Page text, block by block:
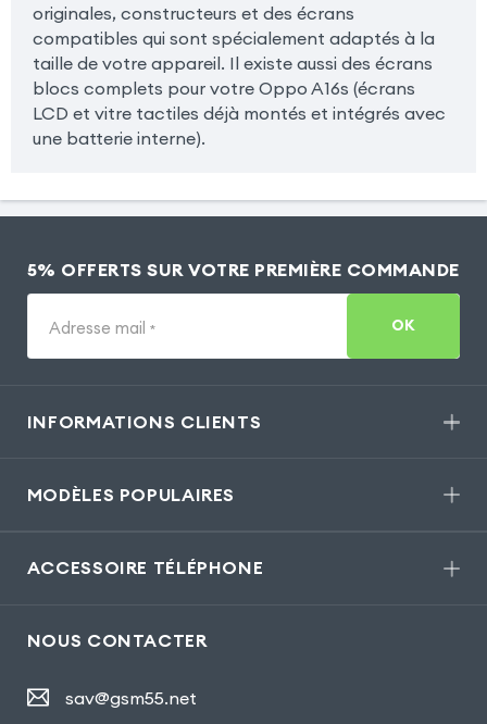
originales, constructeurs et des écrans
compatibles qui sont spécialement adaptés à la
taille de votre appareil. Il existe aussi des écrans
blocs complets pour votre Oppo A16s (écrans
LCD et vitre tactiles déjà montés et intégrés avec
une batterie interne).
5% OFFERTS SUR VOTRE PREMIÈRE COMMANDE
Adresse mail * OK
INFORMATIONS CLIENTS
MODÈLES POPULAIRES
ACCESSOIRE TÉLÉPHONE
NOUS CONTACTER
sav@gsm55.net